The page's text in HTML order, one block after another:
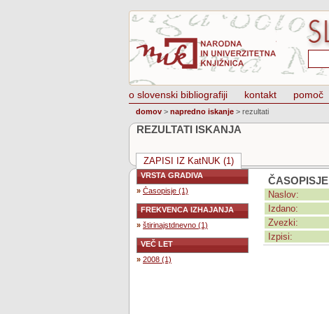
o slovenski bibliografiji kontakt pomoč
domov > napredno iskanje > rezultati
REZULTATI ISKANJA
ZAPISI IZ KatNUK (1)
VRSTA GRADIVA
» Časopisje (1)
FREKVENCA IZHAJANJA
» štirinajstdnevno (1)
VEČ LET
» 2008 (1)
ČASOPISJE
Naslov:
Izdano:
Zvezki:
Izpisi: